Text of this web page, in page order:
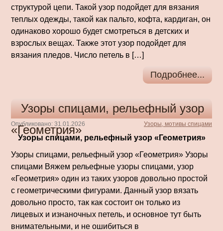
структурой цепи. Такой узор подойдет для вязания
теплых одежды, такой как пальто, кофта, кардиган, он
одинаково хорошо будет смотреться в детских и
взрослых вещах. Также этот узор подойдет для
вязания пледов. Число петель в […]
Подробнее...
Узоры спицами, рельефный узор
«Геометрия»
Опубликовано: 31.01.2026 Узоры, мотивы спицами
Узоры спицами, рельефный узор «Геометрия»
Узоры спицами, рельефный узор «Геометрия» Узоры
спицами Вяжем рельефные узоры спицами, узор
«Геометрия» один из таких узоров довольно простой
с геометрическими фигурами. Данный узор вязать
довольно просто, так как состоит он только из
лицевых и изнаночных петель, и основное тут быть
внимательными, и не ошибиться в